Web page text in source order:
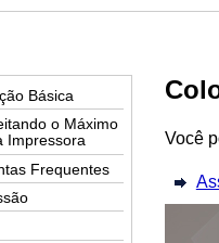
Básica
o Máximo
Impressora
Frequentes
Você